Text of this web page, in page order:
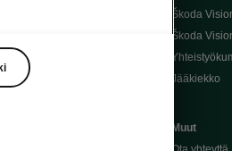
Škoda
Škoda
Jääkiekko
Muut